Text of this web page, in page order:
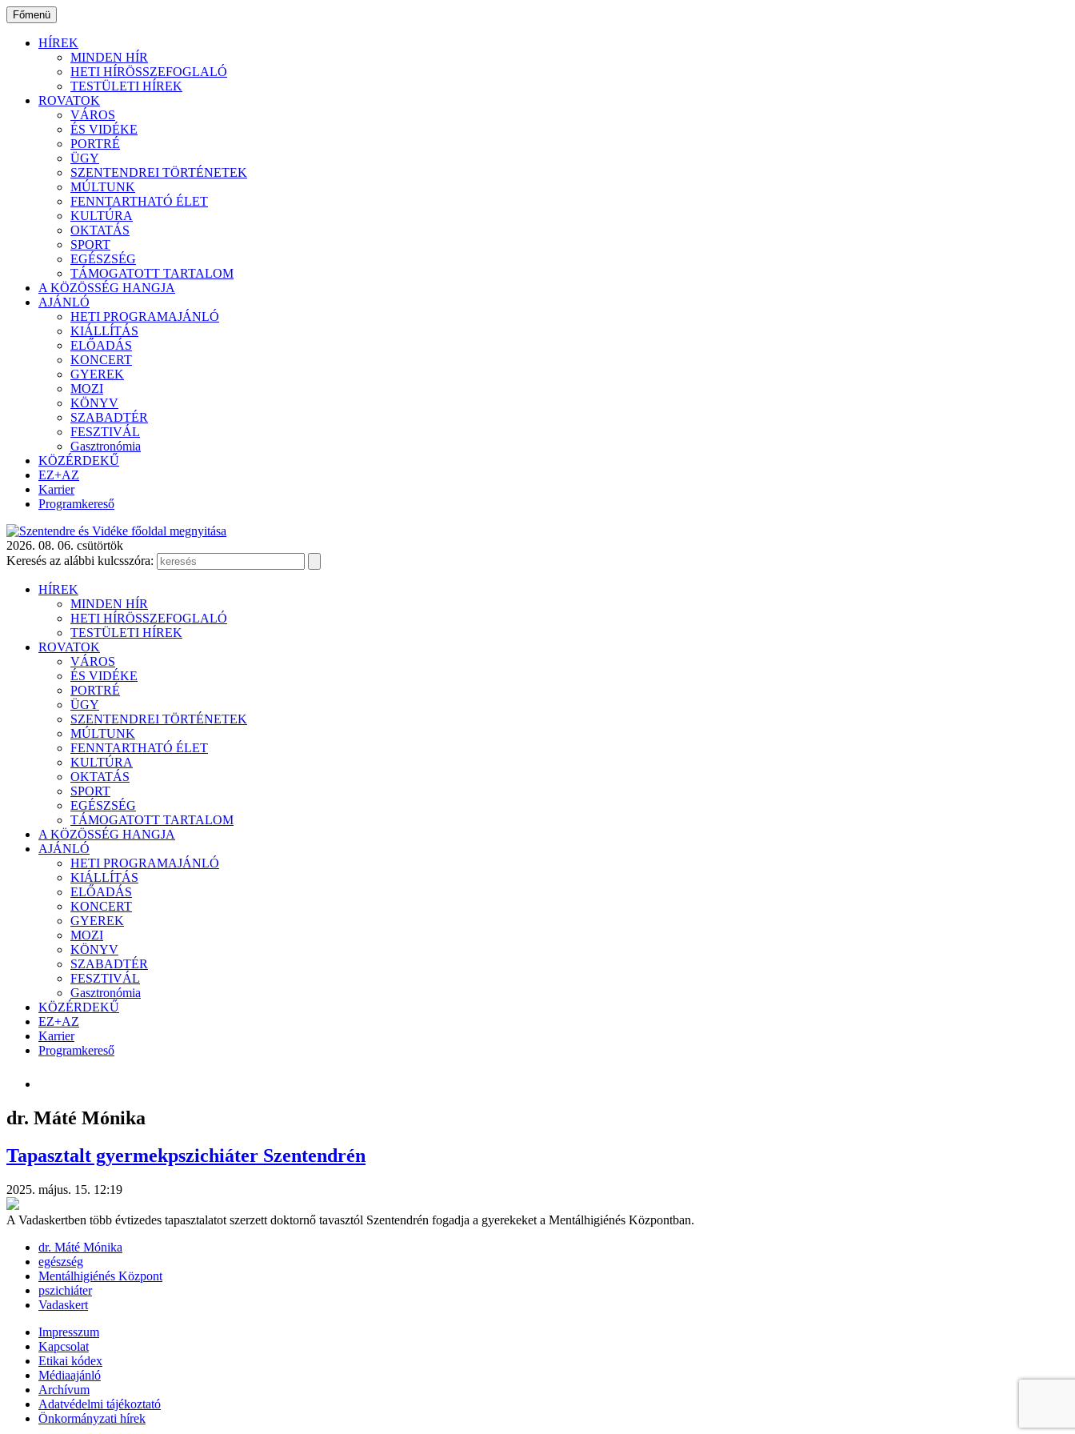
Ugrás
a
tartalomhoz
Főmenü
HÍREK
MINDEN HÍR
HETI HÍRÖSSZEFOGLALÓ
TESTÜLETI HÍREK
ROVATOK
VÁROS
ÉS VIDÉKE
PORTRÉ
ÜGY
SZENTENDREI TÖRTÉNETEK
MÚLTUNK
FENNTARTHATÓ ÉLET
KULTÚRA
OKTATÁS
SPORT
EGÉSZSÉG
TÁMOGATOTT TARTALOM
A KÖZÖSSÉG HANGJA
AJÁNLÓ
HETI PROGRAMAJÁNLÓ
KIÁLLÍTÁS
ELŐADÁS
KONCERT
GYEREK
MOZI
KÖNYV
SZABADTÉR
FESZTIVÁL
Gasztronómia
KÖZÉRDEKŰ
EZ+AZ
Karrier
Programkereső
2026. 08. 06. csütörtök
Keresés az alábbi kulcsszóra:
HÍREK
MINDEN HÍR
HETI HÍRÖSSZEFOGLALÓ
TESTÜLETI HÍREK
ROVATOK
VÁROS
ÉS VIDÉKE
PORTRÉ
ÜGY
SZENTENDREI TÖRTÉNETEK
MÚLTUNK
FENNTARTHATÓ ÉLET
KULTÚRA
OKTATÁS
SPORT
EGÉSZSÉG
TÁMOGATOTT TARTALOM
A KÖZÖSSÉG HANGJA
AJÁNLÓ
HETI PROGRAMAJÁNLÓ
KIÁLLÍTÁS
ELŐADÁS
KONCERT
GYEREK
MOZI
KÖNYV
SZABADTÉR
FESZTIVÁL
Gasztronómia
KÖZÉRDEKŰ
EZ+AZ
Karrier
Programkereső
dr. Máté Mónika
Tapasztalt gyermekpszichiáter Szentendrén
2025. május. 15. 12:19
A Vadaskertben több évtizedes tapasztalatot szerzett doktornő tavasztól Szentendrén fogadja a gyerekeket a Mentálhigiénés Központban.
dr. Máté Mónika
egészség
Mentálhigiénés Központ
pszichiáter
Vadaskert
Impresszum
Kapcsolat
Etikai kódex
Médiaajánló
Archívum
Adatvédelmi tájékoztató
Önkormányzati hírek